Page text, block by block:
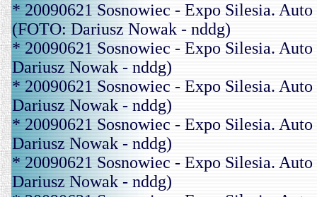
* 20090621 Sosnowiec - Expo Silesia.
(FOTO: Dariusz Nowak - nddg)
* 20090621 Sosnowiec - Expo Silesia.
Dariusz Nowak - nddg)
* 20090621 Sosnowiec - Expo Silesia.
Dariusz Nowak - nddg)
* 20090621 Sosnowiec - Expo Silesia.
Dariusz Nowak - nddg)
* 20090621 Sosnowiec - Expo Silesia.
Dariusz Nowak - nddg)